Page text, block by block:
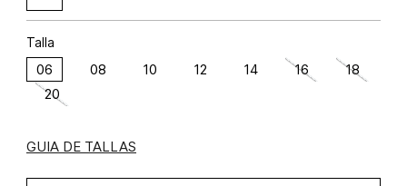
Talla
06 08 10 12 14 16
18
20
GUIA DE TALLAS